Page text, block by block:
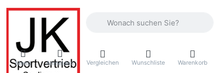
Menü Anmelden Vergleichen Wunschliste Warenkorb